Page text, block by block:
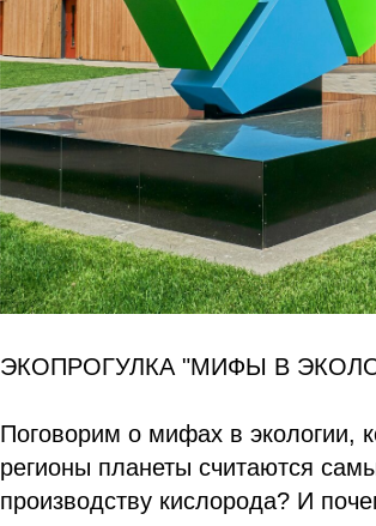
ЭКОПРОГУЛКА "МИФЫ В
Поговорим о мифах в экологии,
регионы планеты считаются
производству кислорода? И